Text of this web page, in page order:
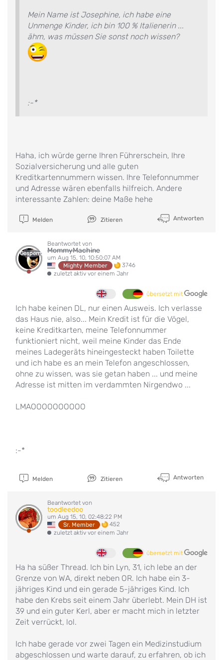
Mein Name ist Josephine, ich habe eine
Unmenge Kinder, ich bin 100 % Italienerin ...
ähm, was müssen Sie sonst noch wissen?
:-*
Haha, ich würde gerne Ihren Führerschein, Ihre
Sozialversicherung und alle guten
Kreditkartennummern wissen. Ihre Telefonnummer
und Adresse wären ebenfalls hilfreich. Andere
interessante Zahlen: deine Maße hehe
Melden Zitieren Antworten
Gesperrt
Beantwortet von
MommyMachine
um Aug 15, 10, 10:50:07 AM
Mighty Member
3746
zuletzt aktiv vor einem Jahr
übersetzt mit
Ich habe keinen DL, nur einen Ausweis. Ich verlasse
das Haus nie, also... Mein Kredit ist für die Vögel,
keine Kreditkarten, meine Telefonnummer
funktioniert nicht, weil meine Kinder das Ende
meines Ladegeräts hineingesteckt haben Toilette
und ich habe es an mein Telefon angeschlossen,
ohne zu wissen, was sie getan haben ... und meine
Adresse ist mitten im verdammten Nirgendwo ...
LMAOOOOOOOOOO
:-*
Melden Zitieren Antworten
Beantwortet von
toodleedoo
um Aug 15, 10, 02:48:22 PM
Sr. Member
452
zuletzt aktiv vor einem Jahr
übersetzt mit
Ha ha süßer Thread. Ich bin Lyn, 31, ich lebe an der
Grenze von WA, direkt neben OR. Ich habe ein 3-
jähriges Kind und ein gerade 5-jähriges Kind. Ich
habe den Krebs seit einem Jahr überlebt. Mein DH ist
39 und ein guter Kerl, aber er macht mich in letzter
Zeit verrückt, lol.
Ich habe gerade vor zwei Tagen ein Medizinstudium
abgeschlossen und warte darauf, zu erfahren, ob ich